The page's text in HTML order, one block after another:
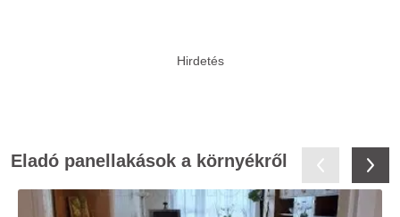
Eladó panellakások a környékről